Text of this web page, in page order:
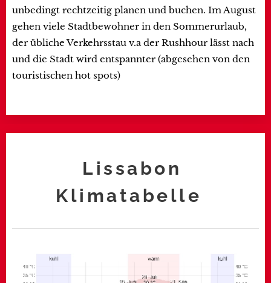
unbedingt rechtzeitig planen und buchen. Im August
gehen viele Stadtbewohner in den Sommerurlaub,
der übliche Verkehrsstau v.a der Rushhour lässt nach
und die Stadt wird entspannter (abgesehen von den
touristischen hot spots)
Lissabon
Klimatabelle